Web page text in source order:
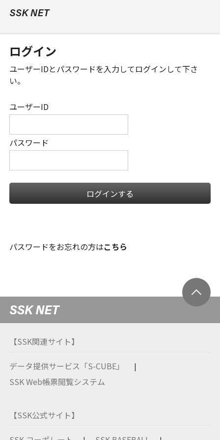
ログイン
ユーザーIDとパスワードを入力してログインして下さ
い。
ユーザーID
パスワード
パスワードをお忘れの方はこちら
【SSK関連サイト】
データ提供サービス「S-CUBE」
SSK Web帳票閲覧システム
【SSK公式サイト】